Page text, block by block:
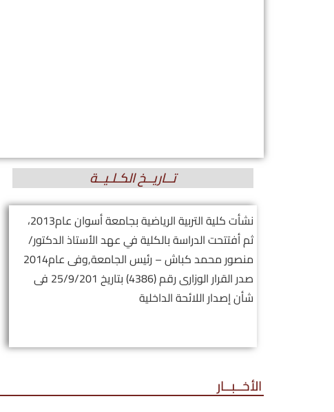
تــاريــخ الكـلـيــة
نشأت كلية التربية الرياضية بجامعة أسوان عام2013،
ثم أفتتحت الدراسة بالكلية في عهد الأستاذ الدكتور/
منصور محمد كباش – رئيس الجامعة,
وفى عام2014
صدر القرار الوزارى رقم (4386) بتاريخ 25/9/201 فى
شأن إصدار اللائحة الداخلية
الأخــبــار